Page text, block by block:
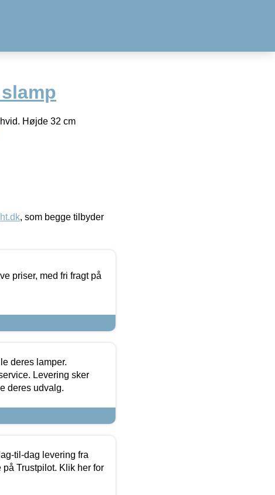
Højde 32 cm
, som begge tilbyder
priser, med fri fragt på
deres lamper.
Levering sker
deres udvalg.
til-dag levering fra
Trustpilot. Klik her for